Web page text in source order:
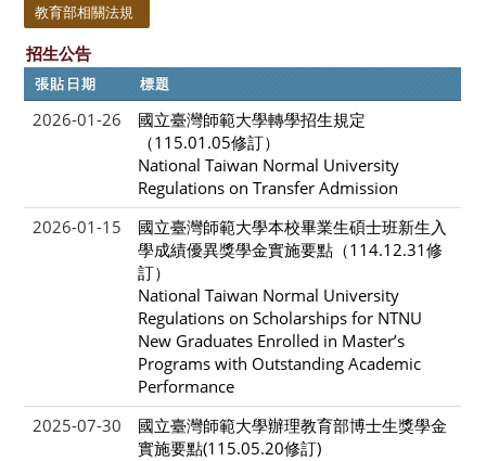
教育部相關法規
招生公告
張貼日期 標題
2026-01-26
國立臺灣師範大學轉學招生規定
（115.01.05修訂）
National Taiwan Normal University
Regulations on Transfer Admission
2026-01-15
國立臺灣師範大學本校畢業生碩士班新生入
學成績優異獎學金實施要點（114.12.31修
訂）
National Taiwan Normal University
Regulations on Scholarships for NTNU
New Graduates Enrolled in Master’s
Programs with Outstanding Academic
Performance
2025-07-30
國立臺灣師範大學辦理教育部博士生獎學金
實施要點(115.05.20修訂)